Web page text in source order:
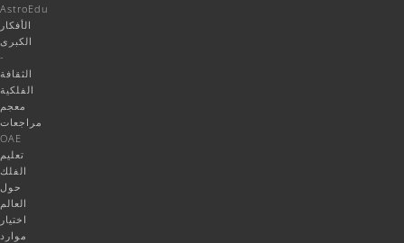
AstroEdu
الأفكار
الكبرى
-
الثقافة
الفلكية
معجم
مراجعات
OAE
تعليم
الفلك
حول
العالم
اختيار
موارد